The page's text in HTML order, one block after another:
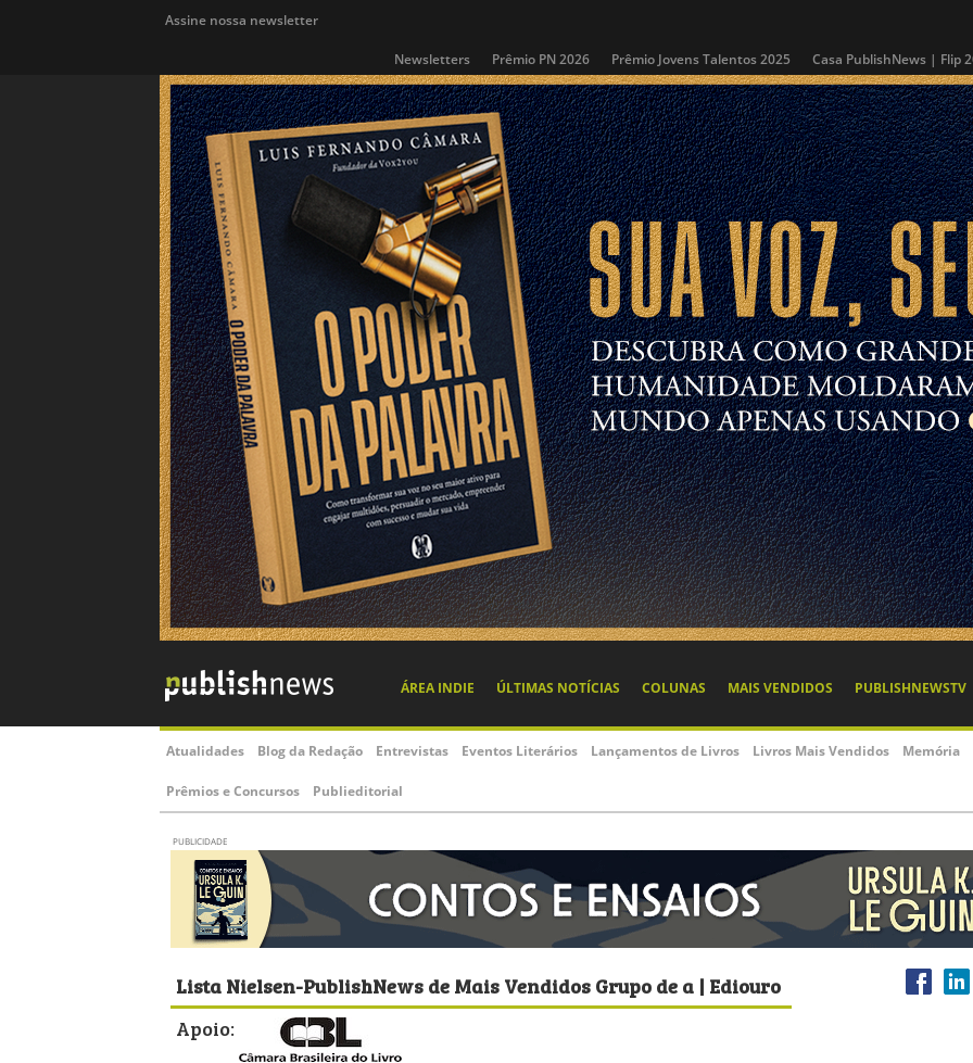
Assine nossa newsletter
Newsletters Prêmio PN 2026 Prêmio Jovens Talentos 2025 Casa PublishNews | Flip
ÁREA INDIE ÚLTIMAS NOTÍCIAS COLUNAS MAIS VENDIDOS PUBLISHNEWSTV
Atualidades Blog da Redação Entrevistas Eventos Literários Lançamentos de Livros Livros Mais Vendidos Memória
Prêmios e Concursos Publieditorial
PUBLICIDADE
Lista Nielsen-PublishNews de Mais Vendidos Grupo de a | Ediouro
Apoio: